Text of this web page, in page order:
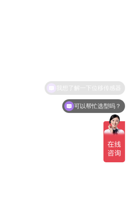
我想了解一下位移传感器
可以帮忙选型吗？